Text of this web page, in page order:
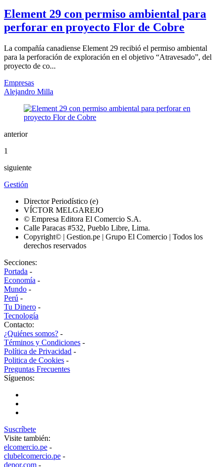
Element 29 con permiso ambiental para
perforar en proyecto Flor de Cobre
La compañía canadiense Element 29 recibió el permiso ambiental
para la perforación de exploración en el objetivo “Atravesado”, del
proyecto de co...
Empresas
Alejandro Milla
anterior
1
siguiente
Gestión
Director Periodístico (e)
VÍCTOR MELGAREJO
© Empresa Editora El Comercio S.A.
Calle Paracas #532, Pueblo Libre, Lima.
Copyright© | Gestion.pe | Grupo El Comercio | Todos los
derechos reservados
Secciones:
Portada -
Economía -
Mundo -
Perú -
Tu Dinero -
Tecnología
Contacto:
¿Quiénes somos? -
Términos y Condiciones -
Política de Privacidad -
Politica de Cookies -
Preguntas Frecuentes
Síguenos:
Suscríbete
Visite también:
elcomercio.pe -
clubelcomercio.pe -
depor.com -